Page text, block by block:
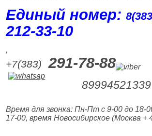
Единый номер:
212‑33‑10
,
+7(383) 291-78-88
89994521339
Время для звонка: Пн-Пт с 9-00 до 18-
17-00, время Новосибирское (Москва +